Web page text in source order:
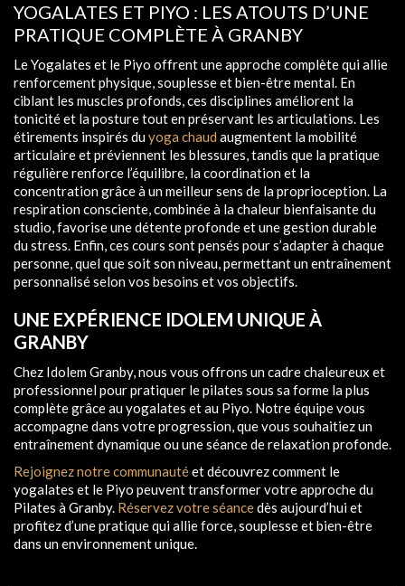
YOGALATES ET PIYO : LES ATOUTS D’UNE
PRATIQUE COMPLÈTE À GRANBY
Le Yogalates et le Piyo offrent une approche complète qui allie
renforcement physique, souplesse et bien-être mental. En
ciblant les muscles profonds, ces disciplines améliorent la
tonicité et la posture tout en préservant les articulations. Les
étirements inspirés duyoga chaud augmentent la mobilité
articulaire et préviennent les blessures, tandis que la pratique
régulière renforce l’équilibre, la coordination et la
concentration grâce à un meilleur sens de la proprioception. La
respiration consciente, combinée à la chaleur bienfaisante du
studio, favorise une détente profonde et une gestion durable
du stress. Enfin, ces cours sont pensés pour s’adapter à chaque
personne, quel que soit son niveau, permettant un entraînement
personnalisé selon vos besoins et vos objectifs.
UNE EXPÉRIENCE IDOLEM UNIQUE À
GRANBY
Chez Idolem Granby, nous vous offrons un cadre chaleureux et
professionnel pour pratiquer le pilates sous sa forme la plus
complète grâce au yogalates et au Piyo. Notre équipe vous
accompagne dans votre progression, que vous souhaitiez un
entraînement dynamique ou une séance de relaxation profonde.
Rejoignez notre communautéet découvrez comment le
yogalates et le Piyo peuvent transformer votre approche du
Pilates à Granby. Réservez votre séancedès aujourd’hui et
profitez d’une pratique qui allie force, souplesse et bien-être
dans un environnement unique.